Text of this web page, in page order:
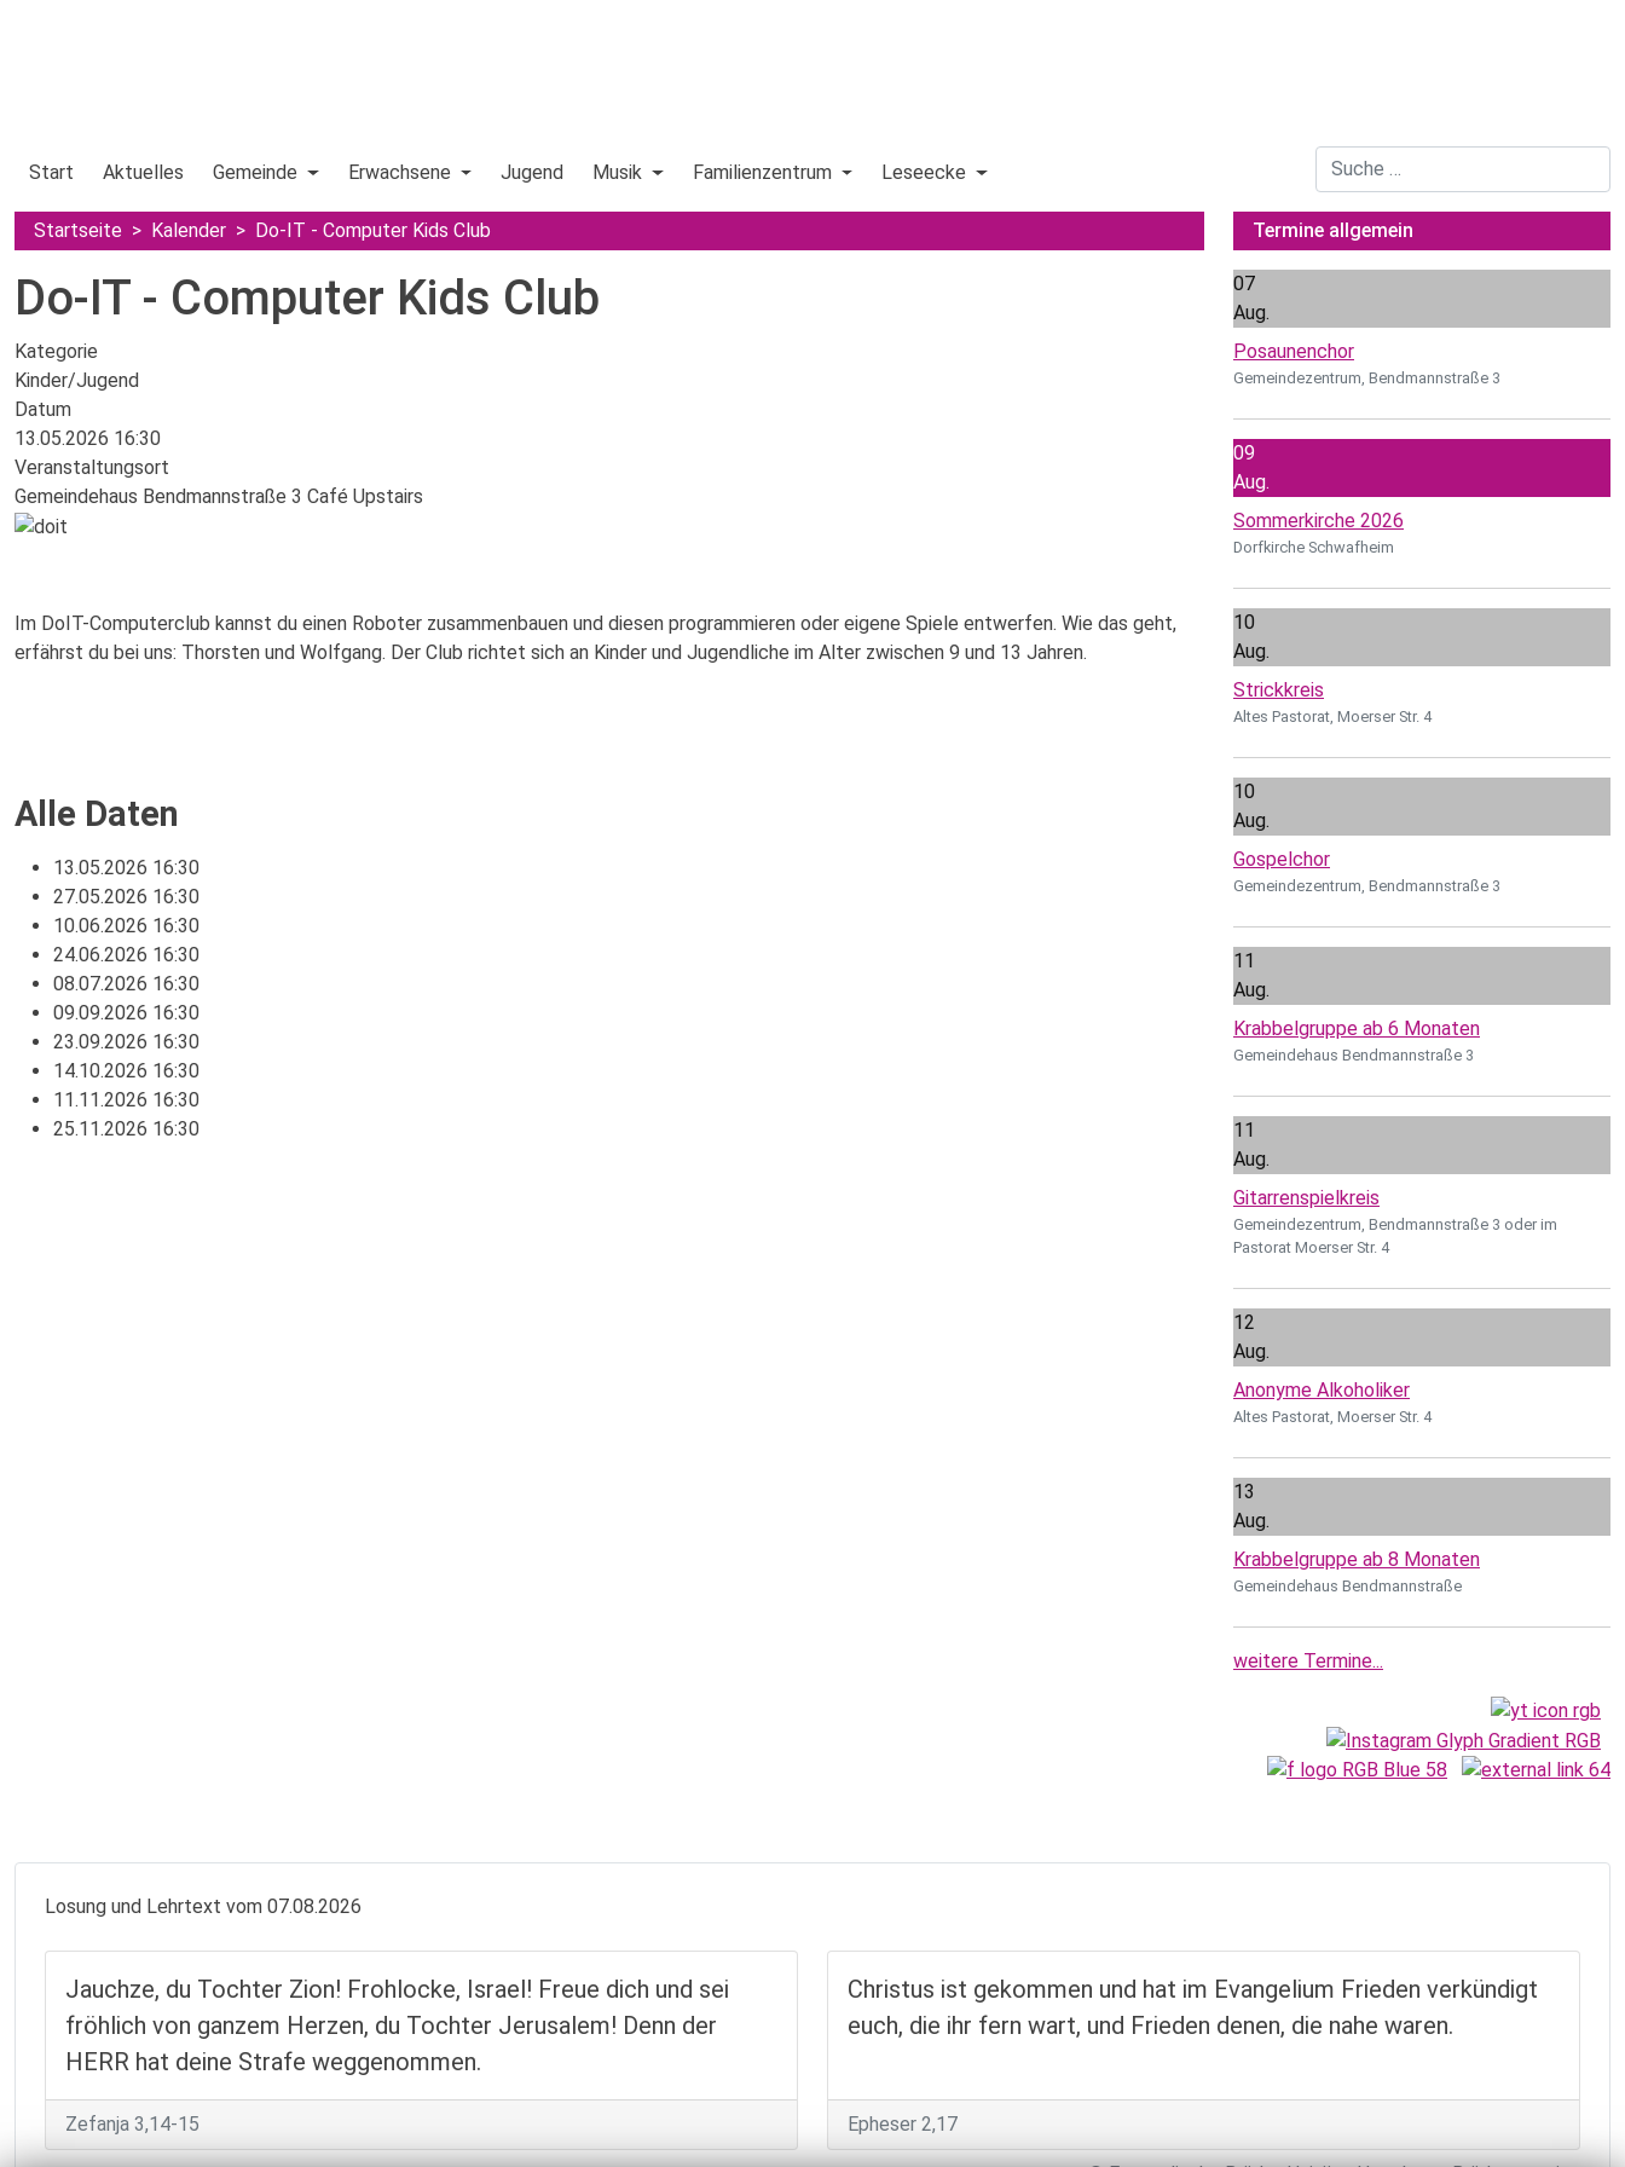
Start Aktuelles Gemeinde Erwachsene Jugend Musik Familienzentrum Leseecke
Suchen
Startseite Kalender Do-IT - Computer Kids Club
Do-IT - Computer Kids Club
Kategorie
Kinder/Jugend
Datum
13.05.2026 16:30
Veranstaltungsort
Gemeindehaus Bendmannstraße 3 Café Upstairs
Im DoIT-Computerclub kannst du einen Roboter zusammenbauen und diesen programmieren oder eigene Spiele entwerfen. Wie das geht,
erfährst du bei uns: Thorsten und Wolfgang. Der Club richtet sich an Kinder und Jugendliche im Alter zwischen 9 und 13 Jahren.
Alle Daten
13.05.2026 16:30
27.05.2026 16:30
10.06.2026 16:30
24.06.2026 16:30
08.07.2026 16:30
09.09.2026 16:30
23.09.2026 16:30
14.10.2026 16:30
11.11.2026 16:30
25.11.2026 16:30
Termine allgemein
07
Aug.
Posaunenchor
Gemeindezentrum, Bendmannstraße 3
09
Aug.
Sommerkirche 2026
Dorfkirche Schwafheim
10
Aug.
Strickkreis
Altes Pastorat, Moerser Str. 4
10
Aug.
Gospelchor
Gemeindezentrum, Bendmannstraße 3
11
Aug.
Krabbelgruppe ab 6 Monaten
Gemeindehaus Bendmannstraße 3
11
Aug.
Gitarrenspielkreis
Gemeindezentrum, Bendmannstraße 3 oder im
Pastorat Moerser Str. 4
12
Aug.
Anonyme Alkoholiker
Altes Pastorat, Moerser Str. 4
13
Aug.
Krabbelgruppe ab 8 Monaten
Gemeindehaus Bendmannstraße
weitere Termine...
Losung und Lehrtext vom 07.08.2026
Jauchze, du Tochter Zion! Frohlocke, Israel! Freue dich und sei
fröhlich von ganzem Herzen, du Tochter Jerusalem! Denn der
HERR hat deine Strafe weggenommen.
Zefanja 3,14-15
Christus ist gekommen und hat im Evangelium Frieden verkündigt
euch, die ihr fern wart, und Frieden denen, die nahe waren.
Epheser 2,17